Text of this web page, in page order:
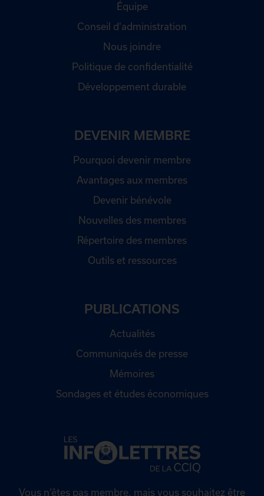
Équipe
Conseil d'administration
Nous joindre
Politique de confidentialité
Développement durable
DEVENIR MEMBRE
Pourquoi devenir membre
Avantages aux membres
Devenir bénévole
Nouvelles des membres
Répertoire des membres
Outils et ressources
PUBLICATIONS
Actualités
Communiqués de presse
Mémoires
Sondages et études économiques
Vous n’êtes pas membre, mais vous souhaitez être